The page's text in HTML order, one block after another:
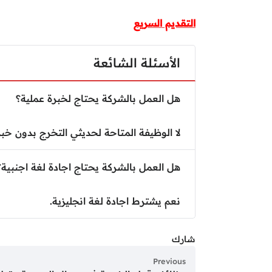
التقديم السريع
الأسئلة الشائعة
هل العمل بالشركة يحتاج لخبرة عملية؟
لا الوظيفة المتاحة لحديثي التخرج بدون
هل العمل بالشركة يحتاج اجادة لغة
نعم يشترط اجادة لغة انجليزية.
شارك
Previous